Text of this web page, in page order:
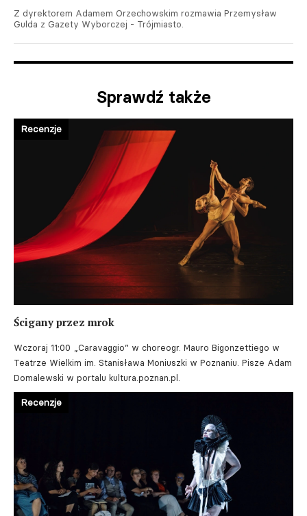
Z dyrektorem Adamem Orzechowskim rozmawia Przemysław
Gulda z Gazety Wyborczej - Trójmiasto.
Sprawdź także
Ścigany przez mrok
Wczoraj 11:00
„Caravaggio” w choreogr. Mauro Bigonzettiego w
Teatrze Wielkim im. Stanisława Moniuszki w Poznaniu. Pisze Adam
Domalewski w portalu kultura.poznan.pl.
Recenzje
Recenzje